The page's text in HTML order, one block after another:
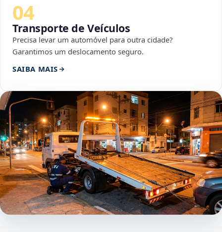
04
Transporte de Veículos
Precisa levar um automóvel para outra cidade?
Garantimos um deslocamento seguro.
SAIBA MAIS